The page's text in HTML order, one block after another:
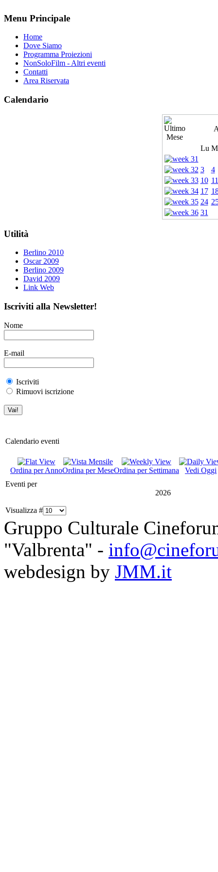
Menu Principale
Home
Dove Siamo
Programma Proiezioni
NonSoloFilm - Altri eventi
Contatti
Area Riservata
Calendario
Lu
3
4
10 11
17
24
31
Utilità
Berlino 2010
Oscar 2009
Berlino 2009
David 2009
Link Web
Iscriviti alla Newsletter!
Nome
E-mail
Iscriviti
Rimuovi iscrizione
Calendario eventi
Ordina per AnnoOrdina per MeseOrdina per Settimana
Vedi Oggi
Eventi per
2026
Visualizza #
Gruppo Culturale
"Valbrenta" -
webdesign by JMM.it